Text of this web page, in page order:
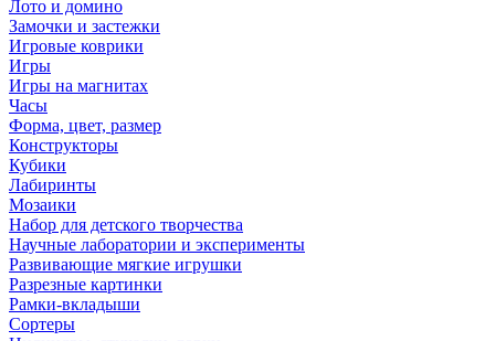
Лото и домино
Замочки и застежки
Игровые коврики
Игры
Игры на магнитах
Часы
Форма, цвет, размер
Конструкторы
Кубики
Лабиринты
Мозаики
Набор для детского творчества
Научные лаборатории и эксперименты
Развивающие мягкие игрушки
Разрезные картинки
Рамки-вкладыши
Сортеры